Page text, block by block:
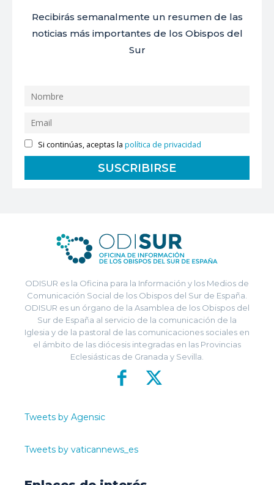
Recibirás semanalmente un resumen de las
noticias más importantes de los Obispos del
Sur
Si continúas, aceptas lapolítica de privacidad
ODISUR es la Oficina para la Información y los Medios de
Comunicación Social de los Obispos del Sur de España.
ODISUR es un órgano de la Asamblea de los Obispos del
Sur de España al servicio de la comunicación de la
Iglesia y de la pastoral de las comunicaciones sociales en
el ámbito de las diócesis integradas en las Provincias
Eclesiásticas de Granada y Sevilla.
Tweets by Agensic
Tweets by vaticannews_es